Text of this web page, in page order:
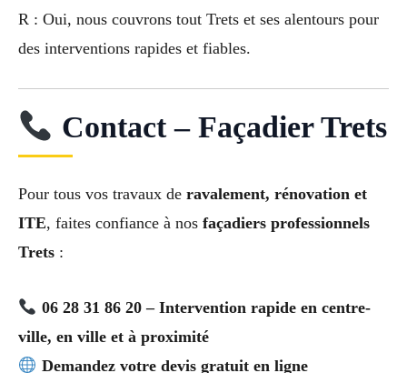
R : Oui, nous couvrons tout Trets et ses alentours pour
des interventions rapides et fiables.
Contact – Façadier Trets
Pour tous vos travaux de ravalement, rénovation et
ITE, faites confiance à nos façadiers professionnels
Trets :
06 28 31 86 20 – Intervention rapide en centre-
ville, en ville et à proximité
Demandez votre devis gratuit en ligne